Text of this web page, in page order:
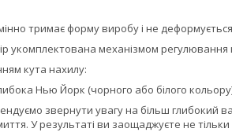
тримає форму виробу і не деформується
укомплектована механізмом регулювання
кута нахилу:
Нью Йорк (чорного або білого
звернути увагу на більш глибокий
У результаті ви заощаджуєте не тільки